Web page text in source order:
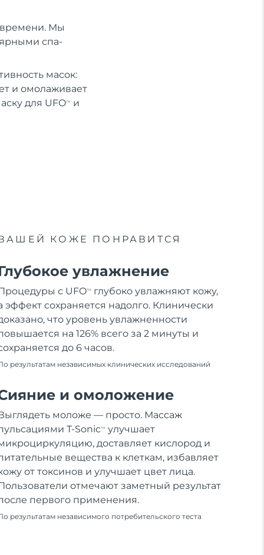
времени. Мы
спа-
масок:
и омолаживает
для UFOTM и
КОЖЕ ПОНРАВИТСЯ
увлажнение
с UFOTM
глубоко увлажняют кожу,
эффект сохраняется надолго. Клинически
что уровень увлажненности
на 126% всего за 2 минуты и
до 6 часов.
результатам независимых клинических исследований
и омоложение
моложе — просто. Массаж
T-SonicTM
улучшает
доставляет кислород и
вещества к клеткам, избавляет
от токсинов и улучшает цвет лица.
отмечают заметный результат
первого применения.
результатам независимого потребительского теста